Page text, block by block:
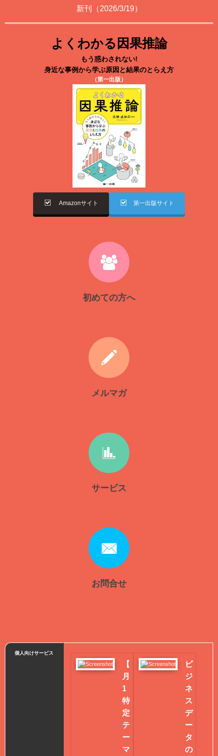
新刊（2026/3/19）
よくわかる因果推論
もう惑わされない!
身近な事例から学ぶ原因と結果のとらえ方
（第一出版）
Amazonサイト 第一出版サイト
初めての方へ
メルマガ
サービス
お問合せ
個人向けサービス
【
月
1
特
定
テ
ー
マ
ビ
ジ
ネ
ス
デ
ー
タ
の